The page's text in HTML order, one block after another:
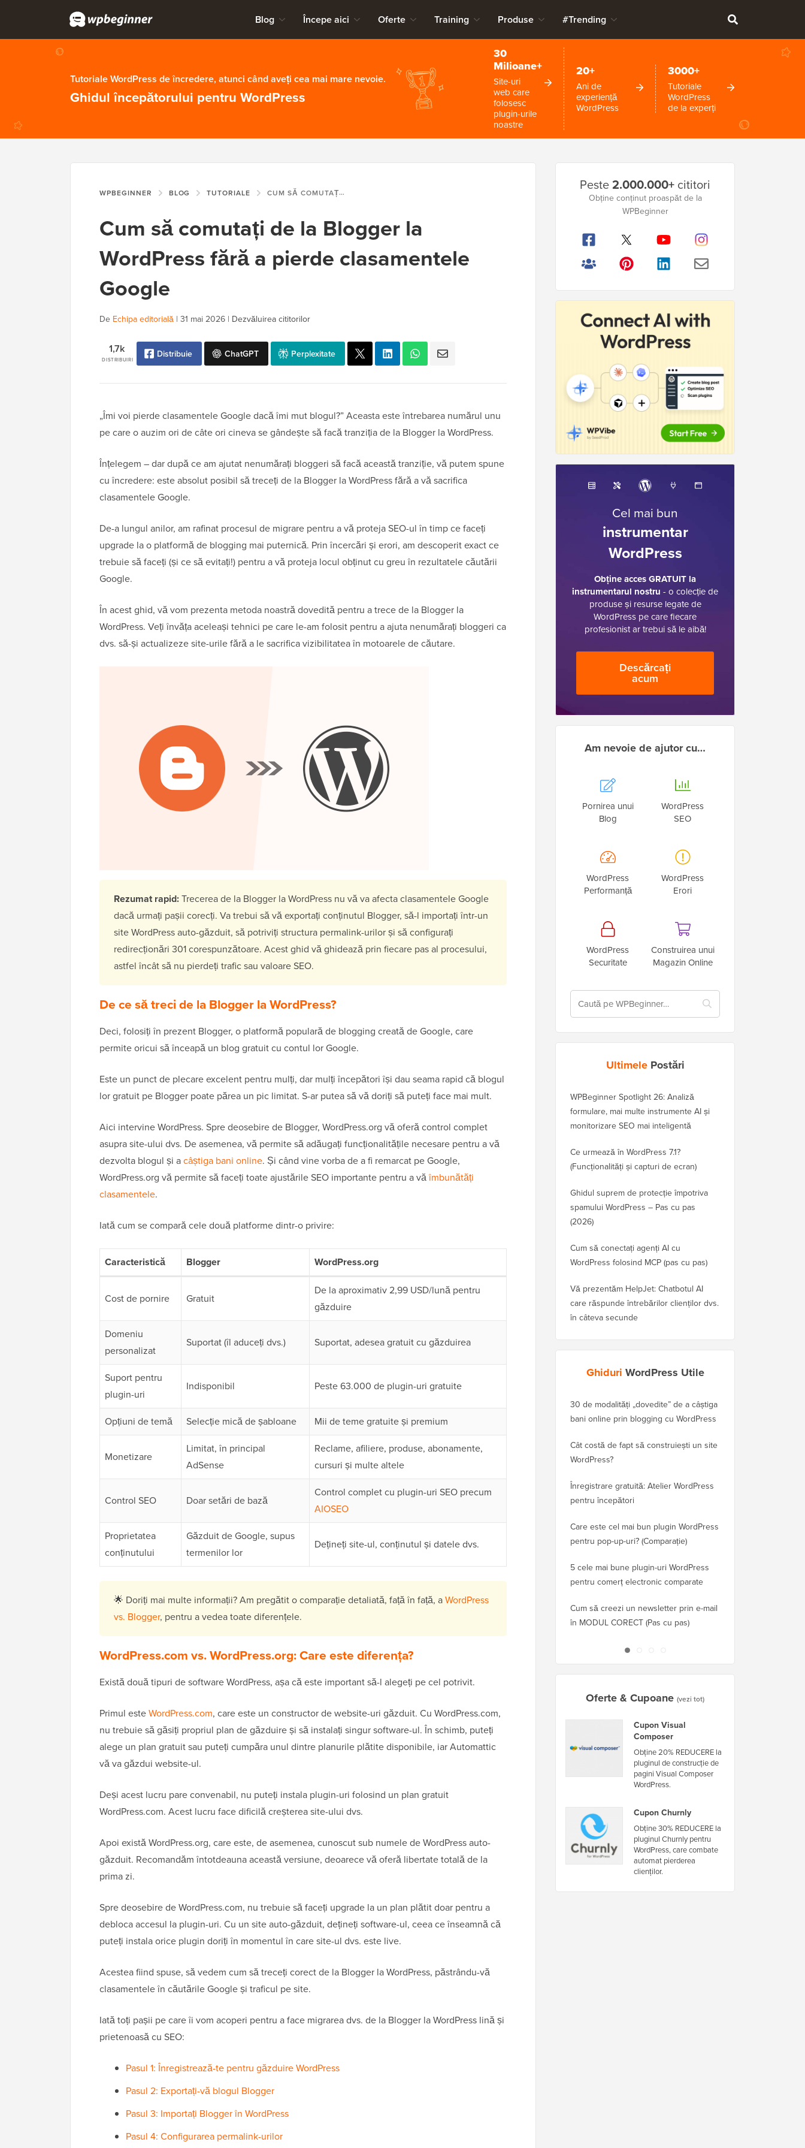
Blog Începe aici Oferte Training Produse #Trending
Tutoriale WordPress de încredere, atunci când aveți cea mai mare nevoie.
Ghidul începătorului pentru WordPress
30
Milioane+
Site-uri
web care
folosesc
plugin-urile
noastre
20+
Ani de
experiență
WordPress
3000+
Tutoriale
WordPress
de la experți
WPBEGINNER BLOG TUTORIALE CUM SĂ COMUTAȚI DE LA BLOGGER LA WORDPRESS FĂRĂ A PIERDE CLASAMENTELE GOOGLE
Cum să comutați de la Blogger la
WordPress fără a pierde clasamentele
Google
De Echipa editorială | 31 mai 2026 | Dezvăluirea cititorilor
DISTRIBUIRI
1,7k Distribuie ChatGPT Perplexitate
„Îmi voi pierde clasamentele Google dacă îmi mut blogul?” Aceasta este întrebarea numărul unu
pe care o auzim ori de câte ori cineva se gândește să facă tranziția de la Blogger la WordPress.
Înțelegem – dar după ce am ajutat nenumărați bloggeri să facă această tranziție, vă putem spune
cu încredere: este absolut posibil să treceți de la Blogger la WordPress fără a vă sacrifica
clasamentele Google.
De-a lungul anilor, am rafinat procesul de migrare pentru a vă proteja SEO-ul în timp ce faceți
upgrade la o platformă de blogging mai puternică. Prin încercări și erori, am descoperit exact ce
trebuie să faceți (și ce să evitați!) pentru a vă proteja locul obținut cu greu în rezultatele căutării
Google.
În acest ghid, vă vom prezenta metoda noastră dovedită pentru a trece de la Blogger la
WordPress. Veți învăța aceleași tehnici pe care le-am folosit pentru a ajuta nenumărați bloggeri ca
dvs. să-și actualizeze site-urile fără a le sacrifica vizibilitatea în motoarele de căutare.
Rezumat rapid:Trecerea de la Blogger la WordPress nu vă va afecta clasamentele Google
dacă urmați pașii corecți. Va trebui să vă exportați conținutul Blogger, să-l importați într-un
site WordPress auto-găzduit, să potriviți structura permalink-urilor și să configurați
redirecționări 301 corespunzătoare. Acest ghid vă ghidează prin fiecare pas al procesului,
astfel încât să nu pierdeți trafic sau valoare SEO.
De ce să treci de la Blogger la WordPress?
Deci, folosiți în prezent Blogger, o platformă populară de blogging creată de Google, care
permite oricui să înceapă un blog gratuit cu contul lor Google.
Este un punct de plecare excelent pentru mulți, dar mulți începători își dau seama rapid că blogul
lor gratuit pe Blogger poate părea un pic limitat. S-ar putea să vă doriți să puteți face mai mult.
Aici intervine WordPress. Spre deosebire de Blogger, WordPress.org vă oferă control complet
asupra site-ului dvs. De asemenea, vă permite să adăugați funcționalitățile necesare pentru a vă
dezvolta blogul și acâștiga bani online. Și când vine vorba de a fi remarcat pe Google,
WordPress.org vă permite să faceți toate ajustările SEO importante pentru a văîmbunătăți
clasamentele.
Iată cum se compară cele două platforme dintr-o privire:
Caracteristică Blogger WordPress.org
Cost de pornire Gratuit
De la aproximativ 2,99 USD/lună pentru
găzduire
Domeniu
personalizat
Suportat (îl aduceți dvs.) Suportat, adesea gratuit cu găzduirea
Suport pentru
plugin-uri
Indisponibil Peste 63.000 de plugin-uri gratuite
Opțiuni de temă Selecție mică de șabloane Mii de teme gratuite și premium
Monetizare
Limitat, în principal
AdSense
Reclame, afiliere, produse, abonamente,
cursuri și multe altele
Control SEO Doar setări de bază
Control complet cu plugin-uri SEO precum
AIOSEO
Proprietatea
conținutului
Găzduit de Google, supus
termenilor lor
Dețineți site-ul, conținutul și datele dvs.
🌟 Doriți mai multe informații? Am pregătit o comparație detaliată, față în față, aWordPress
vs. Blogger, pentru a vedea toate diferențele.
WordPress.com vs. WordPress.org: Care este diferența?
Există două tipuri de software WordPress, așa că este important să-l alegeți pe cel potrivit.
Primul esteWordPress.com, care este un constructor de website-uri găzduit. Cu WordPress.com,
nu trebuie să găsiți propriul plan de găzduire și să instalați singur software-ul. În schimb, puteți
alege un plan gratuit sau puteți cumpăra unul dintre planurile plătite disponibile, iar Automattic
vă va găzdui website-ul.
Deși acest lucru pare convenabil, nu puteți instala plugin-uri folosind un plan gratuit
WordPress.com. Acest lucru face dificilă creșterea site-ului dvs.
Apoi există WordPress.org, care este, de asemenea, cunoscut sub numele de WordPress auto-
găzduit. Recomandăm întotdeauna această versiune, deoarece vă oferă libertate totală de la
prima zi.
Spre deosebire de WordPress.com, nu trebuie să faceți upgrade la un plan plătit doar pentru a
debloca accesul la plugin-uri. Cu un site auto-găzduit, dețineți software-ul, ceea ce înseamnă că
puteți instala orice plugin doriți în momentul în care site-ul dvs. este live.
Acestea fiind spuse, să vedem cum să treceți corect de la Blogger la WordPress, păstrându-vă
clasamentele în căutările Google și traficul pe site.
Iată toți pașii pe care îi vom acoperi pentru a face migrarea dvs. de la Blogger la WordPress lină și
prietenoasă cu SEO:
Pasul 1: Înregistrează-te pentru găzduire WordPress
Pasul 2: Exportați-vă blogul Blogger
Pasul 3: Importați Blogger în WordPress
Pasul 4: Configurarea permalink-urilor
laterală
Peste2.000.000+ cititori
Obține conținut proaspăt de la
WPBeginner
Cel mai bun
instrumentar
WordPress
Obține acces GRATUIT la
instrumentarul nostru - o colecție de
produse și resurse legate de
WordPress pe care fiecare
profesionist ar trebui să le aibă!
Descărcați
acum
Am nevoie de ajutor cu…
Pornirea unui
Blog
WordPress
SEO
WordPress
Performanță
WordPress
Erori
WordPress
Securitate
Construirea unui
Magazin Online
UltimelePostări
WPBeginner Spotlight 26: Analiză
formulare, mai multe instrumente AI și
monitorizare SEO mai inteligentă
Ce urmează în WordPress 7.1?
(Funcționalități și capturi de ecran)
Ghidul suprem de protecție împotriva
spamului WordPress – Pas cu pas
(2026)
Cum să conectați agenți AI cu
WordPress folosind MCP (pas cu pas)
Vă prezentăm HelpJet: Chatbotul AI
care răspunde întrebărilor clienților dvs.
în câteva secunde
Ghiduri WordPress Utile
30 de modalități „dovedite” de a câștiga
bani online prin blogging cu WordPress
Cât costă de fapt să construiești un site
WordPress?
Înregistrare gratuită: Atelier WordPress
pentru începători
Care este cel mai bun plugin WordPress
pentru pop-up-uri? (Comparație)
5 cele mai bune plugin-uri WordPress
pentru comerț electronic comparate
Cum să creezi un newsletter prin e-mail
în MODUL CORECT (Pas cu pas)
Oferte & Cupoane (vezi tot)
Cupon Visual
Composer
Obține 20% REDUCERE la
pluginul de construcție de
pagini Visual Composer
WordPress.
Cupon Churnly
Obține 30% REDUCERE la
pluginul Churnly pentru
WordPress, care combate
automat pierderea
clienților.